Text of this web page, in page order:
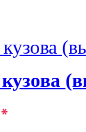
*